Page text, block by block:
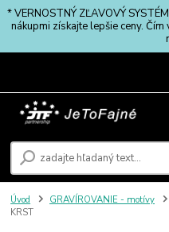
* VERNOSTNÝ ZĽAVOVÝ
nákupmi získajte lepšie ceny.
Úvod GRAVÍROVANIE - motívy
KRST